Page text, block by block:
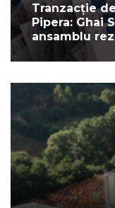
Tranzacție
Pipera: Ghai
ansamblu